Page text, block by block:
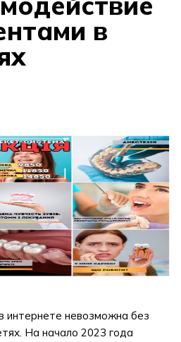
в
интернете невозможна без
На начало 2023 года